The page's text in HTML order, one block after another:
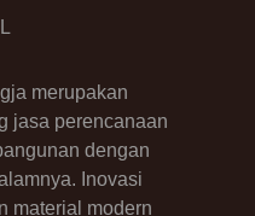
merupakan
jasa perencanaan
dengan
Inovasi
material modern